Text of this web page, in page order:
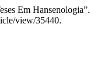
Em Hansenologia”.
view/35440.